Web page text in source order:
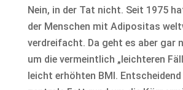
Nein, in der Tat nicht. Seit 1975
der Menschen mit Adipositas
verdreifacht. Da geht es aber gar
um die vermeintlich „leichteren
leicht erhöhten BMI.